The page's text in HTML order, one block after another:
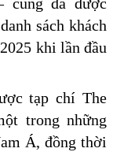
sách khách
khi lần đầu
tạp chí The
trong những
Á, đồng thời